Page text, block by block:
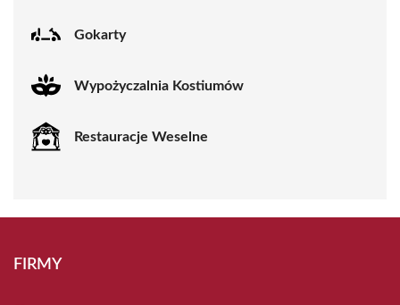
Gokarty
Wypożyczalnia Kostiumów
Restauracje Weselne
FIRMY